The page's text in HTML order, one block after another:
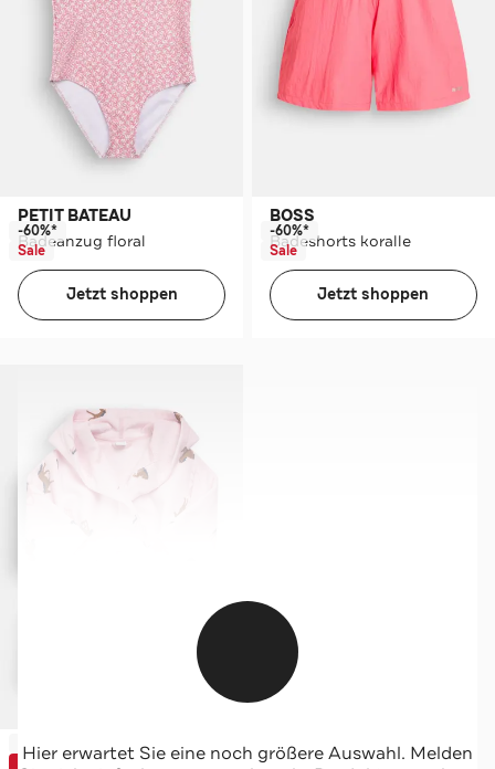
PETIT BATEAU
Badeanzug floral
-60%*
Sale
Jetzt shoppen
BOSS
Badeshorts koralle
-60%*
Sale
Jetzt shoppen
SANETTA
-46%*
Sale
Hier erwartet Sie eine noch größere Auswahl. Melden